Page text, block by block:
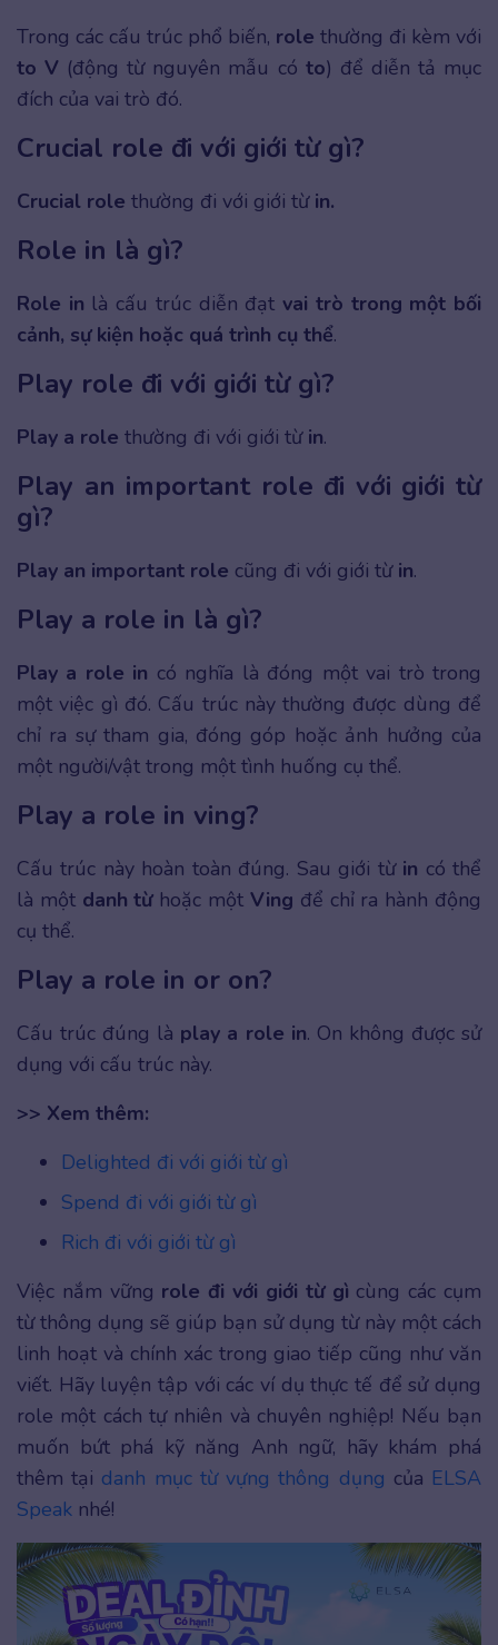
Trong các cấu trúc phổ biến, role thường đi kèm với
to V (động từ nguyên mẫu có to) để diễn tả mục
đích của vai trò đó.
Crucial role đi với giới từ gì?
Crucial role thường đi với giới từ in.
Role in là gì?
Role in là cấu trúc diễn đạtvai trò trong một bối
cảnh, sự kiện hoặc quá trình cụ thể.
Play role đi với giới từ gì?
Play a role thường đi với giới từ in.
Play an important role đi với giới từ
gì?
Play an important role cũng đi với giới từ in.
Play a role in là gì?
Play a role in có nghĩa là đóng một vai trò trong
một việc gì đó. Cấu trúc này thường được dùng để
chỉ ra sự tham gia, đóng góp hoặc ảnh hưởng của
một người/vật trong một tình huống cụ thể.
Play a role in ving?
Cấu trúc này hoàn toàn đúng. Sau giới từ in có thể
là một danh từhoặc một Ving để chỉ ra hành động
cụ thể.
Play a role in or on?
Cấu trúc đúng là play a role in. On không được sử
dụng với cấu trúc này.
>> Xem thêm:
Delighted đi với giới từ gì
Spend đi với giới từ gì
Rich đi với giới từ gì
Việc nắm vững role đi với giới từ gì cùng các cụm
từ thông dụng sẽ giúp bạn sử dụng từ này một cách
linh hoạt và chính xác trong giao tiếp cũng như văn
viết. Hãy luyện tập với các ví dụ thực tế để sử dụng
role một cách tự nhiên và chuyên nghiệp! Nếu bạn
muốn bứt phá kỹ năng Anh ngữ, hãy khám phá
thêm tại danh mục từ vựng thông dụng của ELSA
Speak nhé!